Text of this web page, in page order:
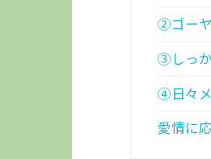
②ゴー
③しっか
④日々
愛情に